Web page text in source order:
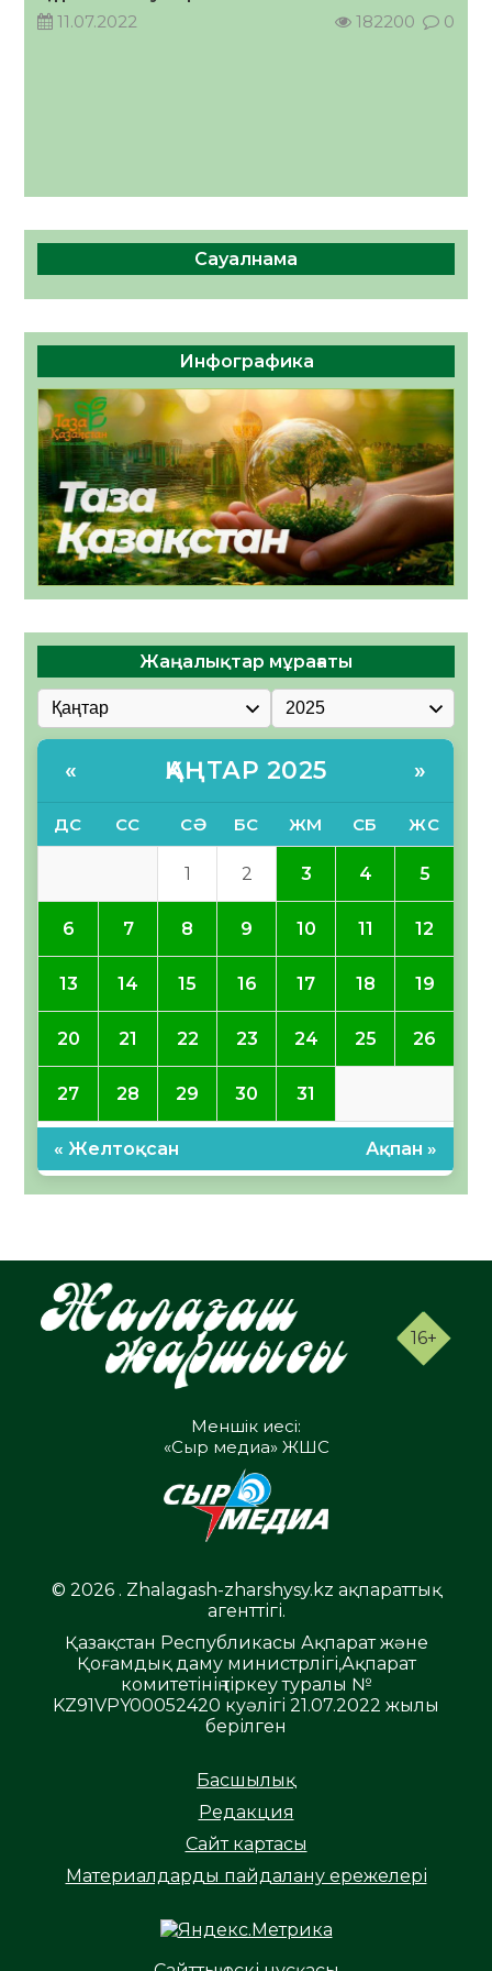
11.07.2022
182200 0
Сауалнама
Инфографика
Жаңалықтар мұрағаты
« ҚАҢТАР 2025 »
ДС СС СӘ БС ЖМ СБ ЖС
1 2 3 4 5
6 7 8 9 10 11 12
13 14 15 16 17 18 19
20 21 22 23 24 25 26
27 28 29 30 31
« Желтоқсан Ақпан »
16+
Меншік иесі:
«Сыр медиа» ЖШС
© 2026 . Zhalagash-zharshysy.kz ақпараттық
агенттігі.
Қазақстан Республикасы Ақпарат және
Қоғамдық даму министрлігі,Ақпарат
комитетінің тіркеу туралы №
KZ91VPY00052420 куәлігі 21.07.2022 жылы
берілген
Басшылық
Редакция
Сайт картасы
Материалдарды пайдалану ережелері